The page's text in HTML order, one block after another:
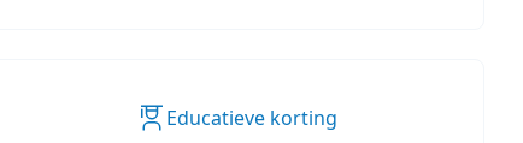
Educatieve korting